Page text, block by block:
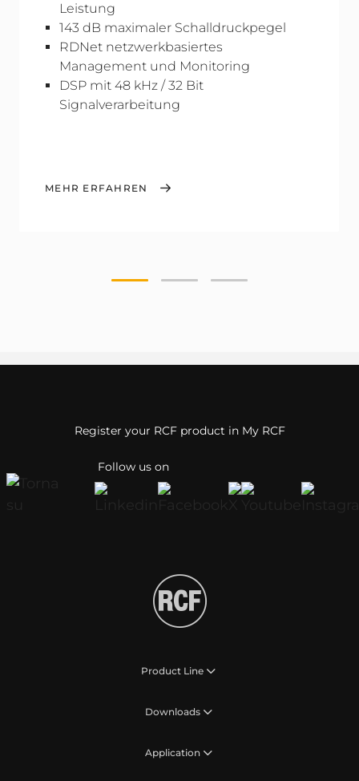
Leistung
143 dB maximaler Schalldruckpegel
RDNet netzwerkbasiertes
Management und Monitoring
DSP mit 48 kHz / 32 Bit
Signalverarbeitung
MEHR ERFAHREN
Follow us on
Register your RCF product in My RCF
Product Line
Downloads
Application